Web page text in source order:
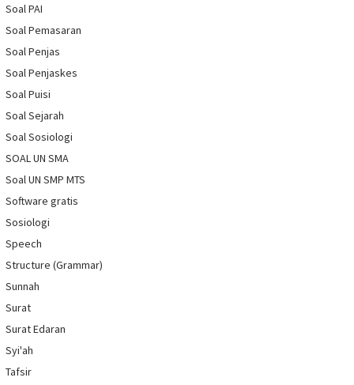
Soal PAI
Soal Pemasaran
Soal Penjas
Soal Penjaskes
Soal Puisi
Soal Sejarah
Soal Sosiologi
SOAL UN SMA
Soal UN SMP MTS
Software gratis
Sosiologi
Speech
Structure (Grammar)
Sunnah
Surat
Surat Edaran
Syi'ah
Tafsir